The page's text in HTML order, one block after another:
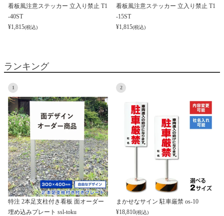
看板風注意ステッカー 立入り禁止 T1
-40ST
¥1,815(税込)
看板風注意ステッカー 立入り禁止 T1
-15ST
¥1,815(税込)
ランキング
1
特注 2本足支柱付き看板 面オーダー
埋め込みプレート ssl-toku
2
まかせなサイン 駐車厳禁 os-10
¥18,810(税込)